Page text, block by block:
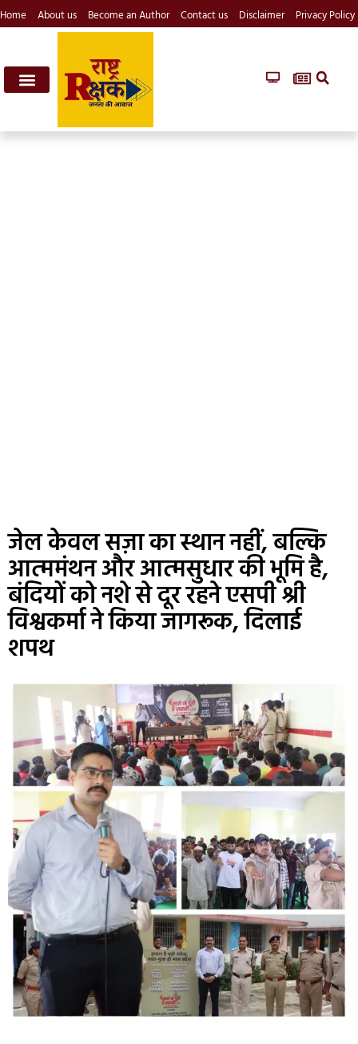
Home About us Become an Author Contact us Disclaimer Privacy Policy
जेल केवल सज़ा का स्थान नहीं, बल्कि
आत्ममंथन और आत्मसुधार की भूमि है,
बंदियों को नशे से दूर रहने एसपी श्री
विश्वकर्मा ने किया जागरूक, दिलाई
शपथ